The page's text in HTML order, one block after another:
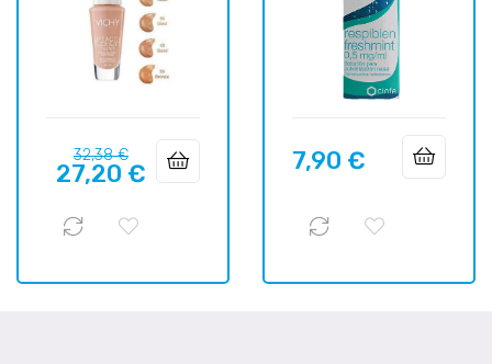
Prix
habituel
32,38 €Prix
27,20 € Prix
7,90 €